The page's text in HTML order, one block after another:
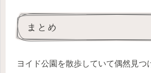
まとめ
ヨイド公園を散歩していて偶然見つ